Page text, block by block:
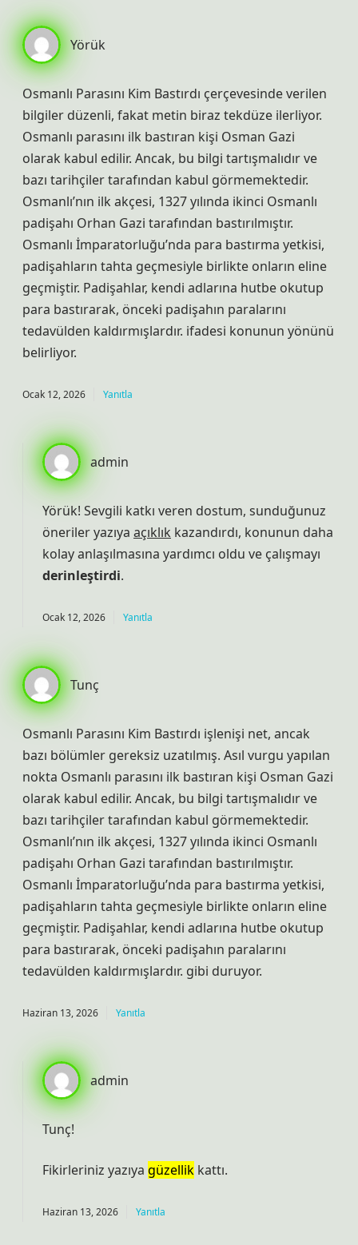
Yörük
Osmanlı Parasını Kim Bastırdı çerçevesinde verilen
bilgiler düzenli, fakat metin biraz tekdüze ilerliyor.
Osmanlı parasını ilk bastıran kişi Osman Gazi
olarak kabul edilir. Ancak, bu bilgi tartışmalıdır ve
bazı tarihçiler tarafından kabul görmemektedir.
Osmanlı’nın ilk akçesi, 1327 yılında ikinci Osmanlı
padişahı Orhan Gazi tarafından bastırılmıştır.
Osmanlı İmparatorluğu’nda para bastırma yetkisi,
padişahların tahta geçmesiyle birlikte onların eline
geçmiştir. Padişahlar, kendi adlarına hutbe okutup
para bastırarak, önceki padişahın paralarını
tedavülden kaldırmışlardır. ifadesi konunun yönünü
belirliyor.
Ocak 12, 2026 Yanıtla
admin
Yörük! Sevgili katkı veren dostum, sunduğunuz
öneriler yazıya açıklık kazandırdı, konunun daha
kolay anlaşılmasına yardımcı oldu ve çalışmayı
derinleştirdi.
Ocak 12, 2026 Yanıtla
Tunç
Osmanlı Parasını Kim Bastırdı işlenişi net, ancak
bazı bölümler gereksiz uzatılmış. Asıl vurgu yapılan
nokta Osmanlı parasını ilk bastıran kişi Osman Gazi
olarak kabul edilir. Ancak, bu bilgi tartışmalıdır ve
bazı tarihçiler tarafından kabul görmemektedir.
Osmanlı’nın ilk akçesi, 1327 yılında ikinci Osmanlı
padişahı Orhan Gazi tarafından bastırılmıştır.
Osmanlı İmparatorluğu’nda para bastırma yetkisi,
padişahların tahta geçmesiyle birlikte onların eline
geçmiştir. Padişahlar, kendi adlarına hutbe okutup
para bastırarak, önceki padişahın paralarını
tedavülden kaldırmışlardır. gibi duruyor.
Haziran 13, 2026 Yanıtla
admin
Tunç!
Fikirleriniz yazıya güzellik kattı.
Haziran 13, 2026 Yanıtla